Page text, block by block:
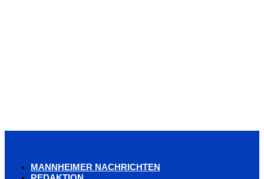
MANNHEIMER NACHRICHTEN